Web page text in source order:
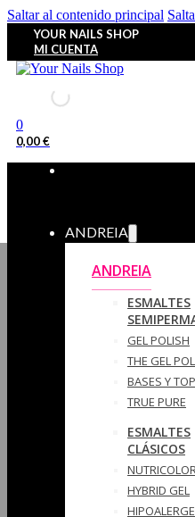
Saltar al contenido principal
YOUR NAILS SHOP
MI CUENTA
0
0,00€
ANDREIA
ANDREIA
ESMALTES
GEL POLISH
THE GEL
BASES Y‎
TRUE PURE
ESMALTES
CLÁSICOS
HYBRID GEL